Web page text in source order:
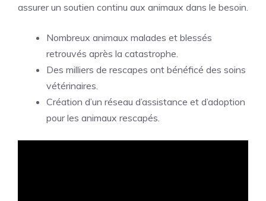
assurer un soutien continu aux animaux dans le besoin.
Nombreux animaux malades et blessés
retrouvés après la catastrophe.
Des milliers de rescapes ont bénéficé des soins
vétérinaires.
Création d’un réseau d’assistance et d’adoption
pour les animaux rescapés.